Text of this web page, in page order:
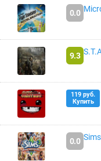
0.0
9.3
119 руб.
Купить
0.0